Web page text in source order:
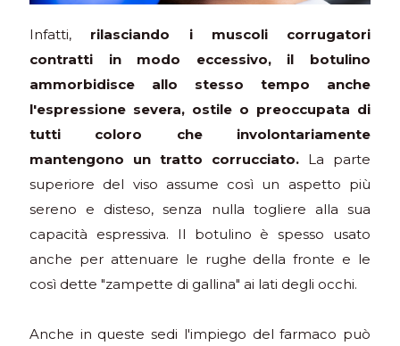
Infatti, rilasciando i muscoli corrugatori
contratti in modo eccessivo, il botulino
ammorbidisce allo stesso tempo anche
l'espressione severa, ostile o preoccupata di
tutti coloro che involontariamente
mantengono un tratto corrucciato. La parte
superiore del viso assume così un aspetto più
sereno e disteso, senza nulla togliere alla sua
capacità espressiva. Il botulino è spesso usato
anche per attenuare le rughe della fronte e le
così dette "zampette di gallina" ai lati degli occhi.
Anche in queste sedi l'impiego del farmaco può